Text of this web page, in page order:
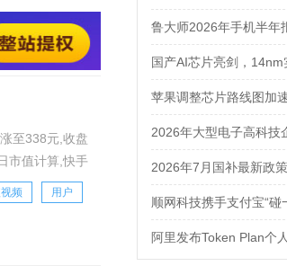
至338元,收盘
市值计算,快手
巴巴和美团。
频 用户
糖尿病项目如何实现“药
鲁大师2026年手机半年
榜，天玑9500统治延续
榜冠军
国产AI芯片亮剑，
运算
苹果调整芯片路线图加
史新高
2026年大型电子高科技
统？四大服务商对比推荐
2026年7月国补最新政
正式落地！京东手机家
补怎么领？学生专属优
顺网科技携手支付宝“碰
竞新体验
阿里发布Token Plan个